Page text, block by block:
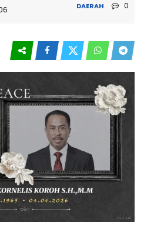
DAERAH 0